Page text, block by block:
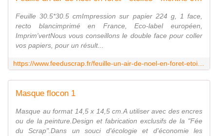
Feuille 30.5*30.5 cmImpression sur papier 224 g, 1 face,
recto blancimprimé en France, Eco-label européen,
Imprim'vertNous vous conseillons le double face pour coller
vos papiers, pour un résult...
Masque flocon 1
Masque au format 14,5 x 14,5 cm.A utiliser avec des encres
ou de la peinture.Design et fabrication exclusifs de la "Fée
du Scrap".Dans un souci d'écologie et d'économie les